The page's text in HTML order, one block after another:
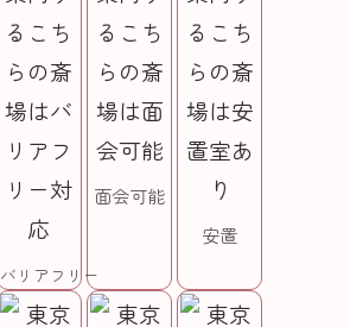
バリアフリー
面会可能
安置